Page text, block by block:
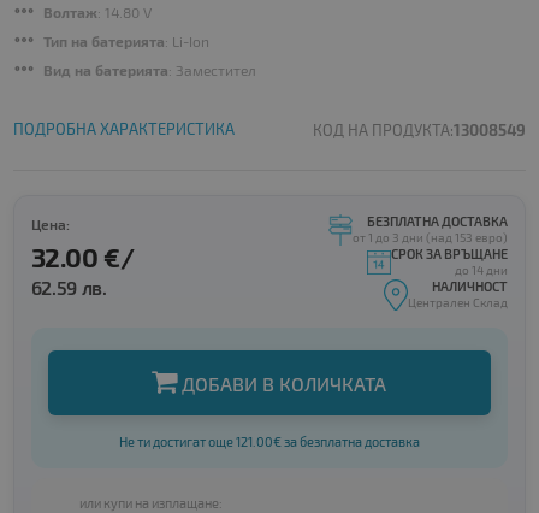
Волтаж: 14.80 V
Тип на батерията: Li-Ion
Вид на батерията: Заместител
ПОДРОБНА ХАРАКТЕРИСТИКА КОД НА ПРОДУКТА:13008549
Цена:
32.00 €/
62.59 лв.
БЕЗПЛАТНА ДОСТАВКА
от 1 до 3 дни (над 153 евро)
СРОК ЗА ВРЪЩАНЕ
до 14 дни
НАЛИЧНОСТ
Централен Склад
ДОБАВИ В КОЛИЧКАТА
Не ти достигат още 121.00€ за безплатна доставка
или купи на изплащане: